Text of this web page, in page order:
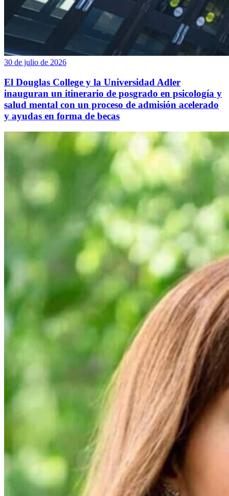
30 de julio de 2026
El Douglas College y la Universidad Adler
inauguran un itinerario de posgrado en psicología y
salud mental con un proceso de admisión acelerado
y ayudas en forma de becas